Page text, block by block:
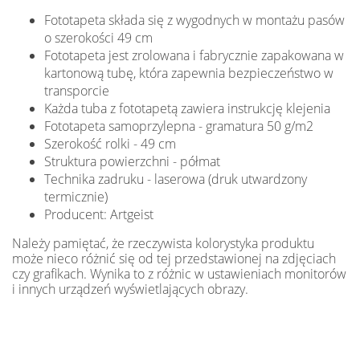
Fototapeta składa się z wygodnych w montażu pasów
o szerokości 49 cm
Fototapeta jest zrolowana i fabrycznie zapakowana w
kartonową tubę, która zapewnia bezpieczeństwo w
transporcie
Każda tuba z fototapetą zawiera instrukcję klejenia
Fototapeta samoprzylepna - gramatura 50 g/m2
Szerokość rolki - 49 cm
Struktura powierzchni - półmat
Technika zadruku - laserowa (druk utwardzony
termicznie)
Producent: Artgeist
Należy pamiętać, że rzeczywista kolorystyka produktu
może nieco różnić się od tej przedstawionej na zdjęciach
czy grafikach. Wynika to z różnic w ustawieniach monitorów
i innych urządzeń wyświetlających obrazy.